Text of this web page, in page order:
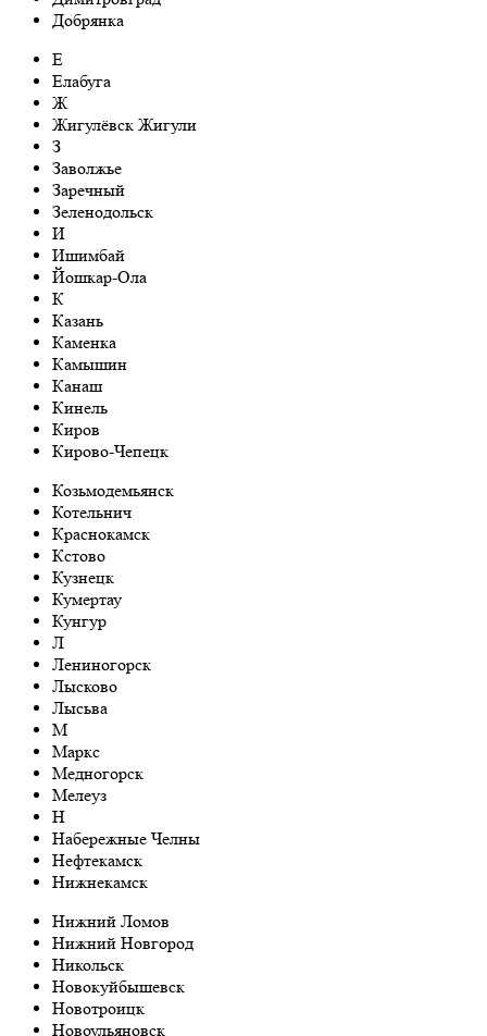
Добрянка
Е
Елабуга
Ж
Жигулёвск Жигули
З
Заволжье
Заречный
Зеленодольск
И
Ишимбай
Йошкар-Ола
К
Казань
Каменка
Камышин
Канаш
Кинель
Киров
Кирово-Чепецк
Козьмодемьянск
Котельнич
Краснокамск
Кстово
Кузнецк
Кумертау
Кунгур
Л
Лениногорск
Лысково
Лысьва
М
Маркс
Медногорск
Мелеуз
Н
Набережные Челны
Нефтекамск
Нижнекамск
Нижний Ломов
Нижний Новгород
Никольск
Новокуйбышевск
Новотроицк
Новоульяновск